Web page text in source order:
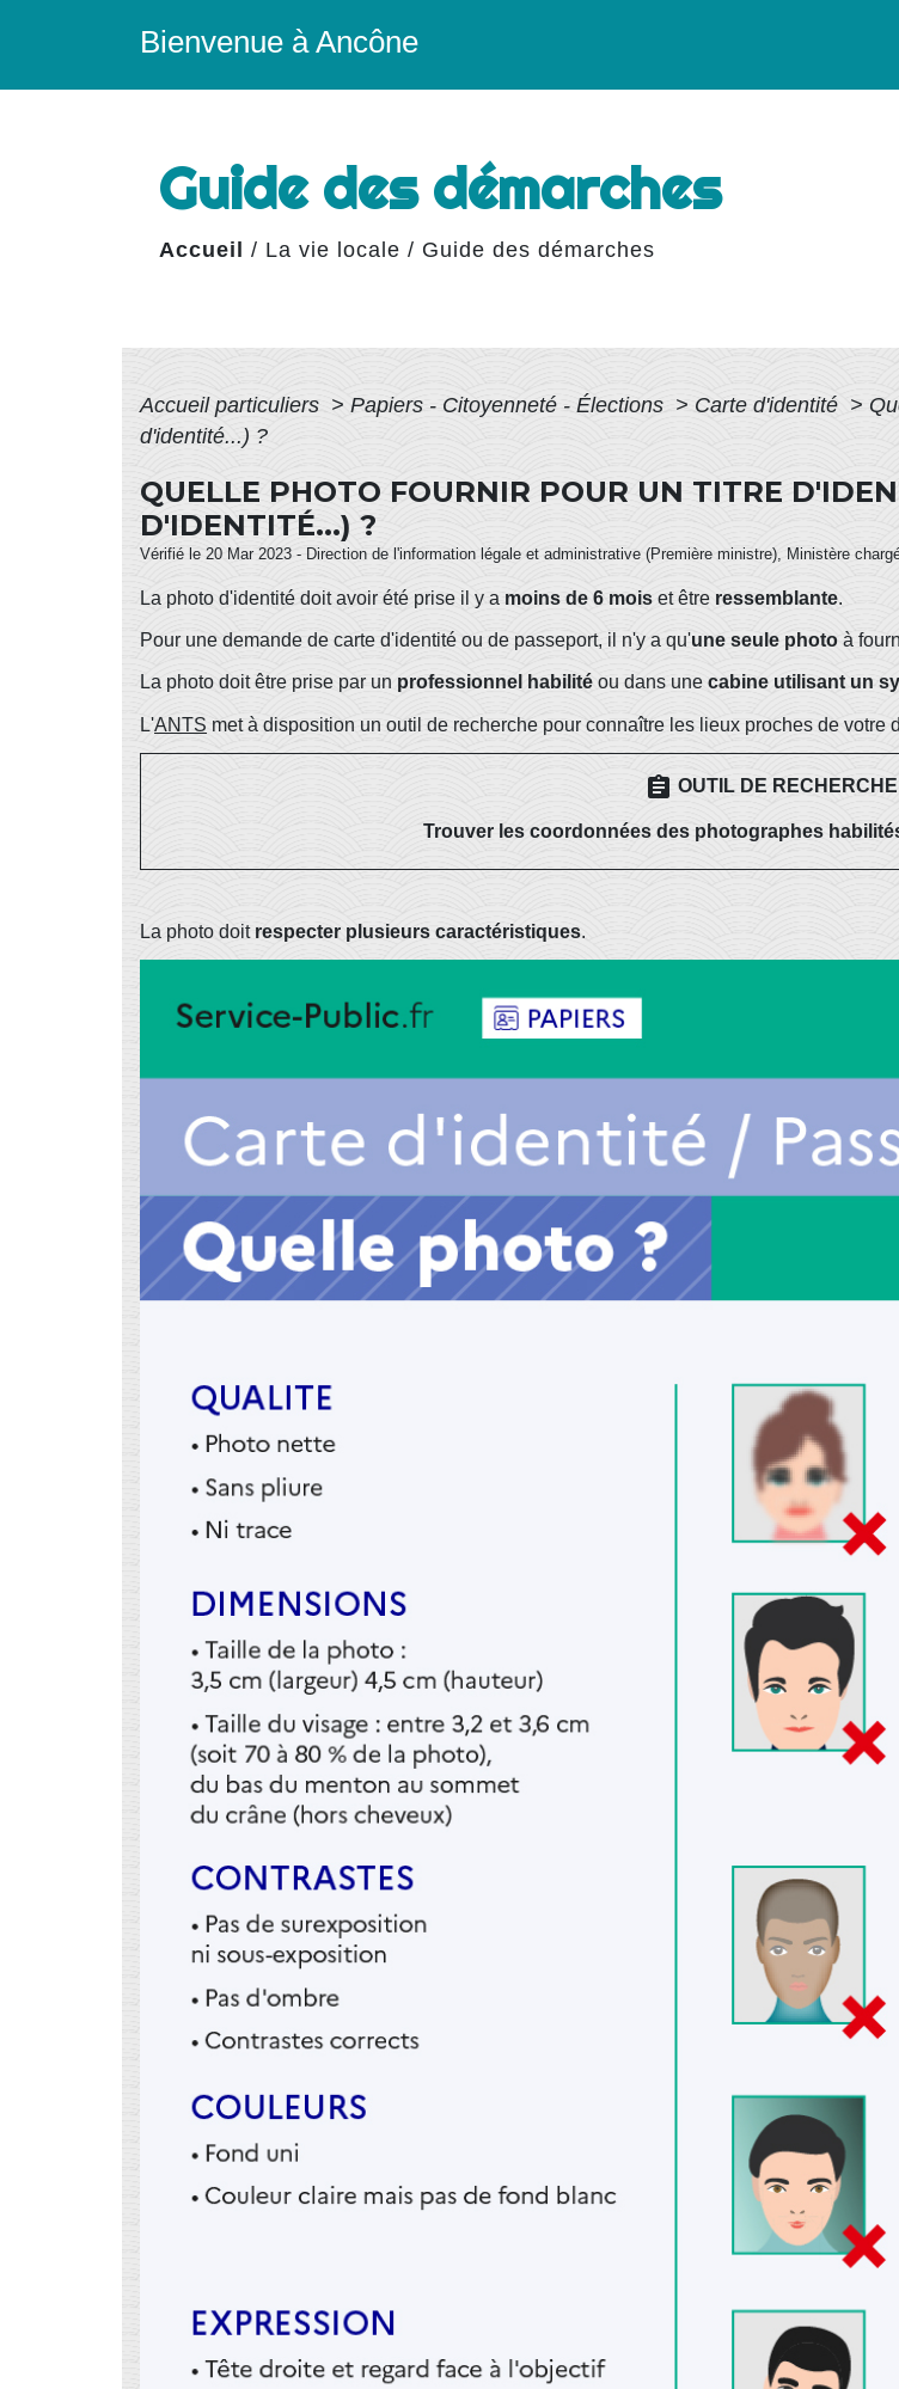
Bienvenue à Ancône
Guide des démarches
Accueil / La vie locale / Guide des démarches
Accueil particuliers > Papiers - Citoyenneté - Élections > Carte d'identité >
d'identité...) ?
QUELLE PHOTO FOURNIR POUR UN TITRE
D'IDENTITÉ...) ?
Vérifié le 20 Mar 2023 - Direction de l'information légale et administrative (Première ministre), Ministère
La photo d'identité doit avoir été prise il y a moins de 6 mois et être ressemblante.
Pour une demande de carte d'identité ou de passeport, il n'y a qu'une seule photo à
La photo doit être prise par un professionnel habilité ou dans une cabine utilisant un
L'ANTS met à disposition un outil de recherche pour connaître les lieux proches de votre
assignment OUTIL DE RECHERCHE
Trouver les coordonnées des photographes
La photo doit respecter plusieurs caractéristiques.